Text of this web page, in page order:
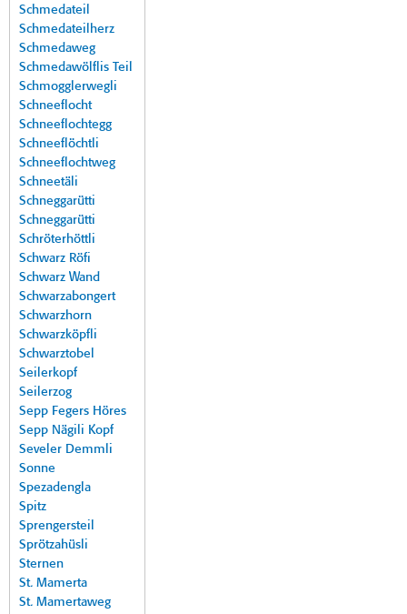
Schmedateil
Schmedateilherz
Schmedaweg
Schmedawölflis Teil
Schmogglerwegli
Schneeflocht
Schneeflochtegg
Schneeflöchtli
Schneeflochtweg
Schneetäli
Schneggarütti
Schneggarütti
Schröterhöttli
Schwarz Röfi
Schwarz Wand
Schwarzabongert
Schwarzhorn
Schwarzköpfli
Schwarztobel
Seilerkopf
Seilerzog
Sepp Fegers Höres
Sepp Nägili Kopf
Seveler Demmli
Sonne
Spezadengla
Spitz
Sprengersteil
Sprötzahüsli
Sternen
St. Mamerta
St. Mamertaweg